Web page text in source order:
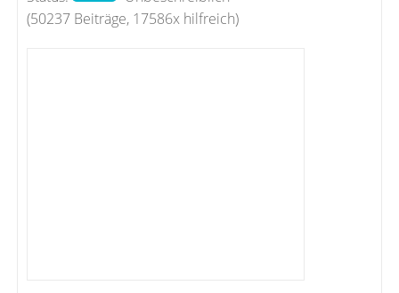
(50237 Beiträge, 17586x hilfreich)